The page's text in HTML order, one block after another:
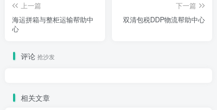
上一篇
海运拼箱与整柜运输帮助中
心
下一篇
双清包税DDP物流帮助中心
评论 抢沙发
相关文章